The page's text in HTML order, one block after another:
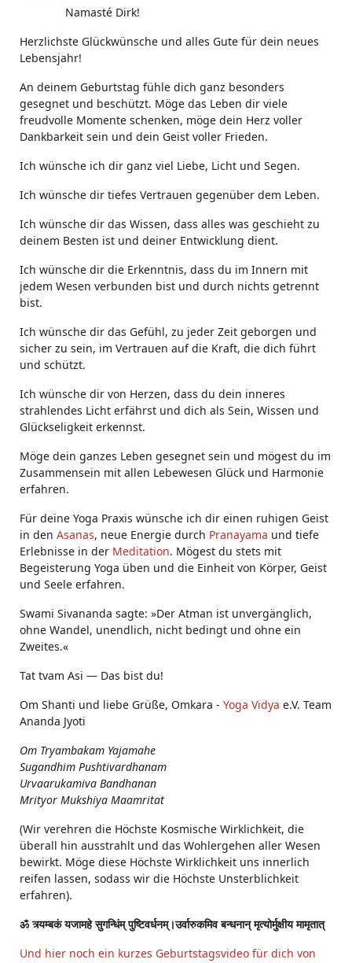
Namasté Dirk!
Herzlichste Glückwünsche und alles Gute für dein neues
Lebensjahr!
An deinem Geburtstag fühle dich ganz besonders
gesegnet und beschützt. Möge das Leben dir viele
freudvolle Momente schenken, möge dein Herz voller
Dankbarkeit sein und dein Geist voller Frieden.
Ich wünsche ich dir ganz viel Liebe, Licht und Segen.
Ich wünsche dir tiefes Vertrauen gegenüber dem Leben.
Ich wünsche dir das Wissen, dass alles was geschieht zu
deinem Besten ist und deiner Entwicklung dient.
Ich wünsche dir die Erkenntnis, dass du im Innern mit
jedem Wesen verbunden bist und durch nichts getrennt
bist.
Ich wünsche dir das Gefühl, zu jeder Zeit geborgen und
sicher zu sein, im Vertrauen auf die Kraft, die dich führt
und schützt.
Ich wünsche dir von Herzen, dass du dein inneres
strahlendes Licht erfährst und dich als Sein, Wissen und
Glückseligkeit erkennst.
Möge dein ganzes Leben gesegnet sein und mögest du im
Zusammensein mit allen Lebewesen Glück und Harmonie
erfahren.
Für deine Yoga Praxis wünsche ich dir einen ruhigen Geist
in den Asanas, neue Energie durch Pranayama und tiefe
Erlebnisse in der Meditation. Mögest du stets mit
Begeisterung Yoga üben und die Einheit von Körper, Geist
und Seele erfahren.
Swami Sivananda sagte: »Der Atman ist unvergänglich,
ohne Wandel, unendlich, nicht bedingt und ohne ein
Zweites.«
Tat tvam Asi ― Das bist du!
Om Shanti und liebe Grüße, Omkara - Yoga Vidya e.V. Team
Ananda Jyoti
Om Tryambakam Yajamahe
Sugandhim Pushtivardhanam
Urvaarukamiva Bandhanan
Mrityor Mukshiya Maamritat
(Wir verehren die Höchste Kosmische Wirklichkeit, die
überall hin ausstrahlt und das Wohlergehen aller Wesen
bewirkt. Möge diese Höchste Wirklichkeit uns innerlich
reifen lassen, sodass wir die Höchste Unsterblichkeit
erfahren).
ॐ त्र्यम्बकं यजामहे सुगन्धिंम् पुष्टिवर्धनम्।उर्वारुकमिव बन्धनान् मृत्योर्मुक्षीय मामृतात्
Und hier noch ein kurzes Geburtstagsvideo für dich von